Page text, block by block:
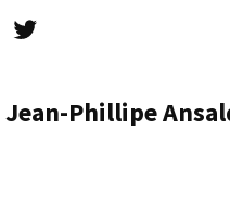
Mes
Jean-Phillipe